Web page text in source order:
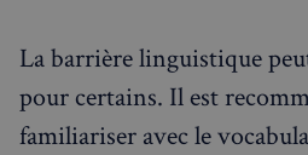
La barrière linguistique
pour certains. Il est
familiariser avec le